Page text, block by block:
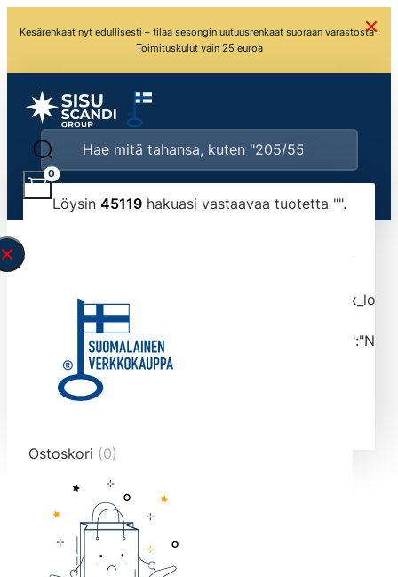
Kesärenkaat nyt edullisesti – tilaa sesongin uutuusrenkaat suoraan varastosta ·
Toimituskulut vain 25 euroa
Löysin 45119hakuasi vastaavaa tuotetta "".
typed the search query correctly.<br>Currently
tmlmvi","meta_query":
data-original-query-vars="[]" data-page="1"
data-max-pages="4512" data-start="1" data-
end="10">
0
Ostoskori (0)